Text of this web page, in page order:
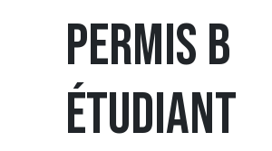
PERMIS B
ÉTUDIANT